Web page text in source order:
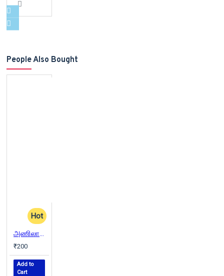
People Also Bought
Hot
அணிலாடும் முன்றில்
₹200
Add to
Cart